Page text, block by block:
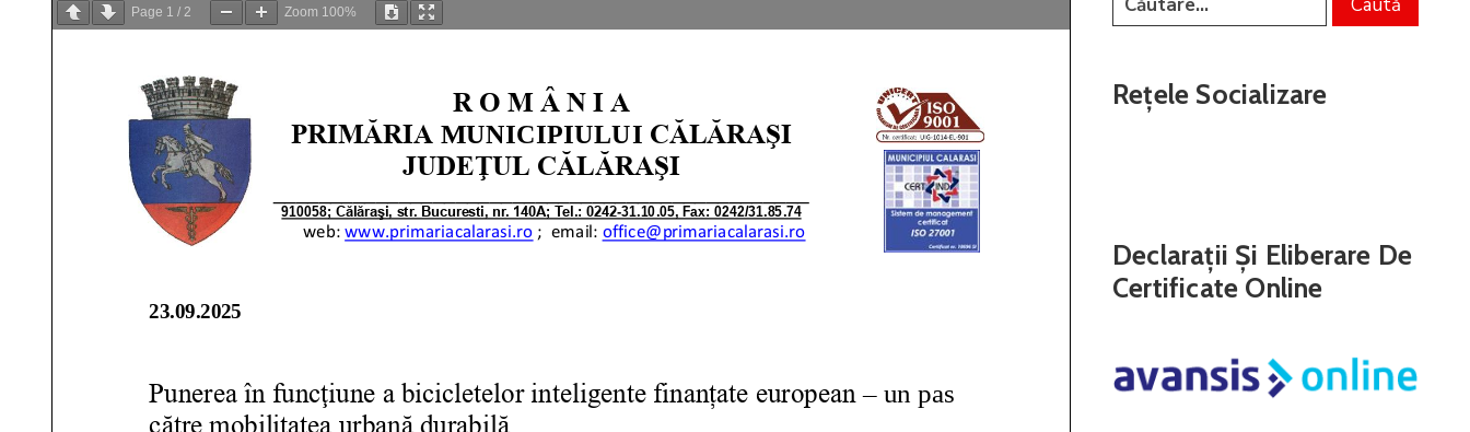
Page 1 / 2 Zoom 100%
Rețele Socializare
Declarații Și Eliberare De
Certificate Online